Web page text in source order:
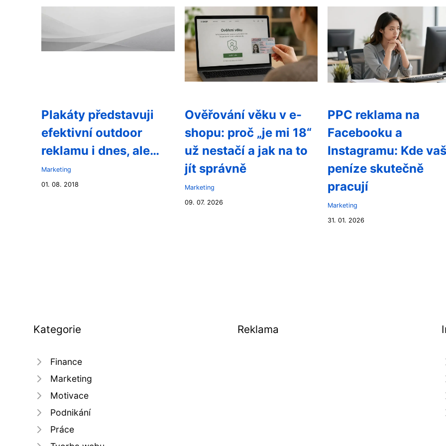
Plakáty představuji
efektivní outdoor
reklamu i dnes, ale…
Marketing
01. 08. 2018
Ověřování věku v e-
shopu: proč „je mi 18“
už nestačí a jak na to
jít správně
Marketing
09. 07. 2026
PPC reklama na
Facebooku a
Instagramu: Kde
peníze skutečně
pracují
Marketing
31. 01. 2026
Kategorie
Finance
Marketing
Motivace
Podnikání
Práce
Reklama